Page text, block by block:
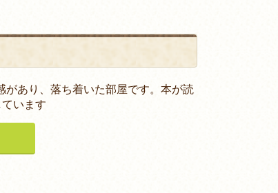
あり、落ち着いた部屋です。本が読
います